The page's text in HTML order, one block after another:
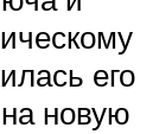
его
новую